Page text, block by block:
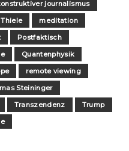
journalismus
meditation
Postfaktisch
Quantenphysik
remote viewing
Steininger
Transzendenz
Trump